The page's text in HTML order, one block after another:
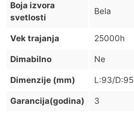
Boja izvora
svetlosti
Bela
Vek trajanja 25000h
Dimabilno Ne
Dimenzije (mm) L:93/D:95
Garancija(godina) 3